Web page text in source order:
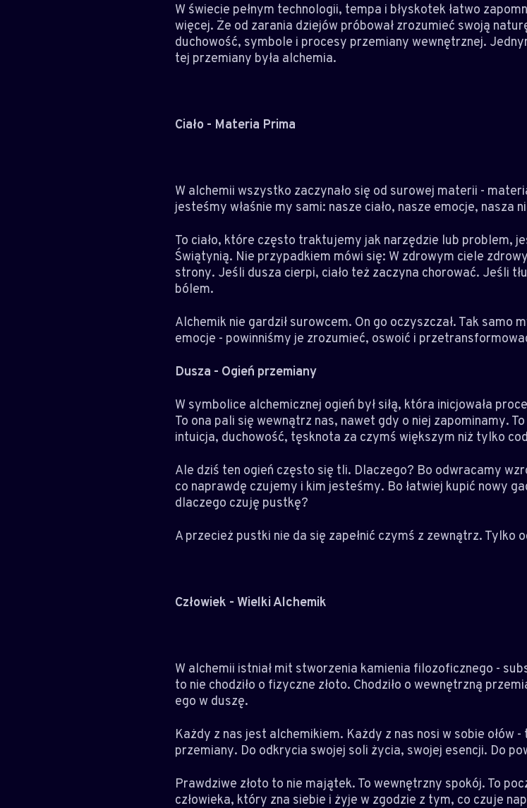
W świecie pełnym technologii, tempa i błyskotek łatwo
więcej. Że od zarania dziejów próbował zrozumieć swoją
duchowość, symbole i procesy przemiany wewnętrznej.
tej przemiany była alchemia.
Ciało - Materia Prima
W alchemii wszystko zaczynało się od surowej materii -
jesteśmy właśnie my sami: nasze ciało, nasze emocje, nasza
To ciało, które często traktujemy jak narzędzie lub problem,
Świątynią. Nie przypadkiem mówi się: W zdrowym ciele
strony. Jeśli dusza cierpi, ciało też zaczyna chorować. Jeśli
bólem.
Alchemik nie gardził surowcem. On go oczyszczał. Tak samo
emocje - powinniśmy je zrozumieć, oswoić i
Dusza - Ogień przemiany
W symbolice alchemicznej ogień był siłą, która inicjowała
To ona pali się wewnątrz nas, nawet gdy o niej zapominamy.
intuicja, duchowość, tęsknota za czymś większym niż tylko
Ale dziś ten ogień często się tli. Dlaczego? Bo odwracamy
co naprawdę czujemy i kim jesteśmy. Bo łatwiej kupić nowy
dlaczego czuję pustkę?
A przecież pustki nie da się zapełnić czymś z zewnątrz. Tylko
Człowiek - Wielki Alchemik
W alchemii istniał mit stworzenia kamienia filozoficznego -
to nie chodziło o fizyczne złoto. Chodziło o wewnętrzną
ego w duszę.
Każdy z nas jest alchemikiem. Każdy z nas nosi w sobie ołów
przemiany. Do odkrycia swojej soli życia, swojej esencji. Do
Prawdziwe złoto to nie majątek. To wewnętrzny spokój. To
człowieka, który zna siebie i żyje w zgodzie z tym, co czuje